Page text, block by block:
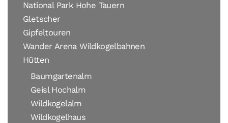
National Park Hohe Tauern
Gletscher
Gipfeltouren
Wander Arena Wildkogelbahnen
Hütten
Baumgartenalm
Geisl Hochalm
Wildkogelalm
Wildkogelhaus